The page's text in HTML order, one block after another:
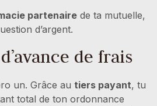
partenaire de ta mutuelle,
d’argent.
de frais
un. Grâce au tiers payant, tu
total de ton ordonnance